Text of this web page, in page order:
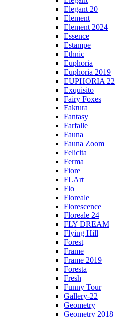
Elegant 20
Element
Element 2024
Essence
Estampe
Ethnic
Euphoria
Euphoria 2019
EUPHORIA 22
Exquisito
Fairy Foxes
Faktura
Fantasy
Farfalle
Fauna
Fauna Zoom
Felicita
Ferma
Fiore
FLArt
Flo
Floreale
Florescence
Floreale 24
FLY DREAM
Flying Hill
Forest
Frame
Frame 2019
Foresta
Fresh
Funny Tour
Gallery-22
Geometry
Geometry 2018